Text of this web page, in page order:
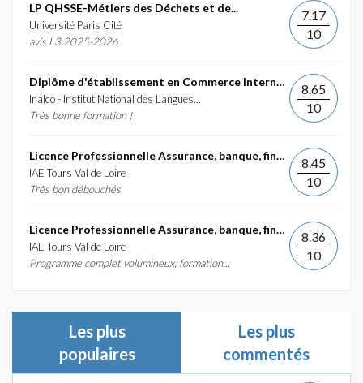
LP QHSSE-Métiers des Déchets et de...
Université Paris Cité
avis L3 2025-2026
7.17
10
Diplôme d'établissement en Commerce International et...
Inalco - Institut National des Langues...
Très bonne formation !
8.65
10
Licence Professionnelle Assurance, banque, finance :...
IAE Tours Val de Loire
Très bon débouchés
8.45
10
Licence Professionnelle Assurance, banque, finance :...
IAE Tours Val de Loire
Programme complet volumineux, formation...
8.36
10
Les plus
populaires
Les plus
commentés